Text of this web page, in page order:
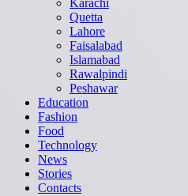
Karachi
Quetta
Lahore
Faisalabad
Islamabad
Rawalpindi
Peshawar
Education
Fashion
Food
Technology
News
Stories
Contacts